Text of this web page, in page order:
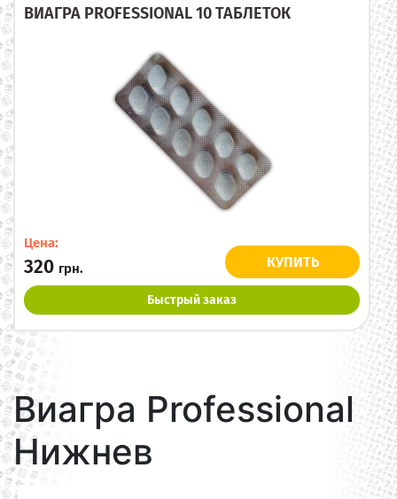
ВИАГРА PROFESSIONAL 10 ТАБЛЕТОК
Цена:
320 грн. КУПИТЬ
Быстрый заказ
Виагра Professional
Нижнев